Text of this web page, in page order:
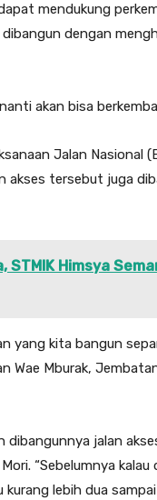
mendukung
dengan
akan bisa
Jalan Nasional
akses tersebut juga
STMIK Himsya
yang kita bangun
Mburak,
jalan
“Sebelumnya kalau
lebih dua